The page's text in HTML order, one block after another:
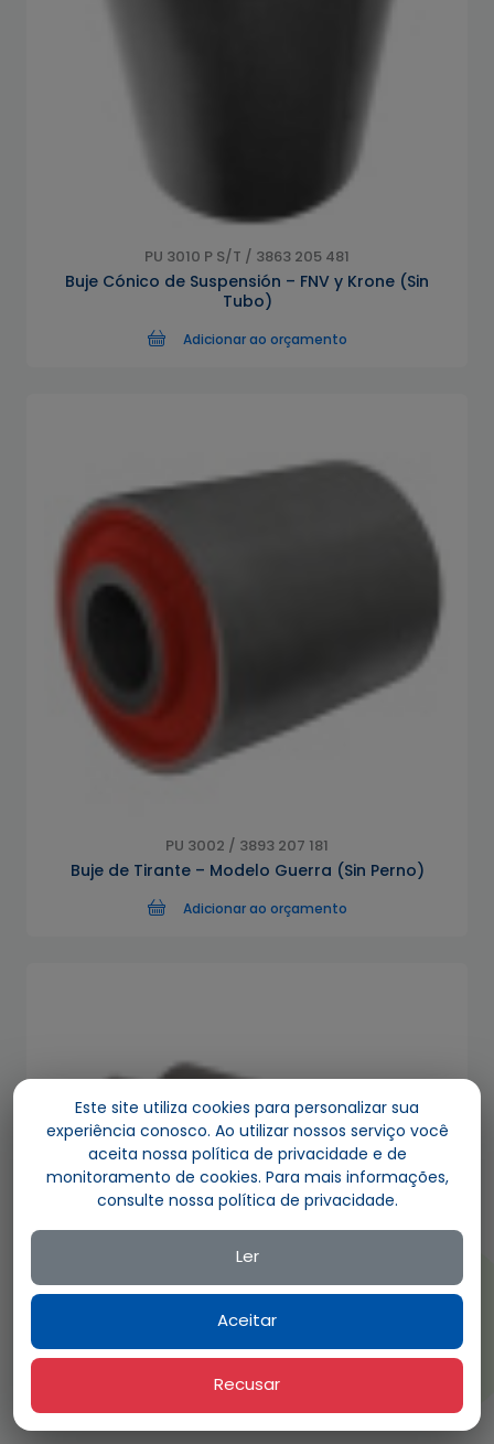
PU 3010 P S/T / 3863 205 481
Buje Cónico de Suspensión – FNV y Krone (Sin
Tubo)
Adicionar ao orçamento
PU 3002 / 3893 207 181
Buje de Tirante – Modelo Guerra (Sin Perno)
Adicionar ao orçamento
Buje de Tirante – Modelo Guerra (Con Perno)
Adicionar ao orçamento
Este site utiliza cookies para personalizar sua
experiência conosco. Ao utilizar nossos serviço você
aceita nossa política de privacidade e de
monitoramento de cookies. Para mais informações,
consulte nossa política de privacidade.
Ler
Aceitar
Recusar